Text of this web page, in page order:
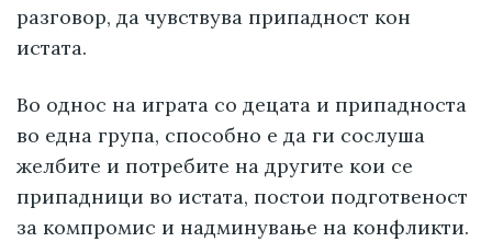
разговор, да чувствува припадност кон
истата.
Во однос на играта со децата и припадноста
во една група, способно е да ги сослуша
желбите и потребите на другите кои се
припадници во истата, постои подготвеност
за компромис и надминување на конфликти.